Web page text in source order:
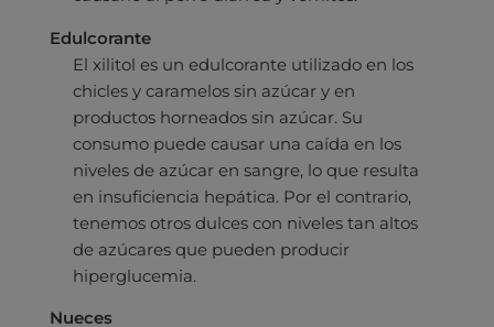
Edulcorante
El xilitol es un edulcorante utilizado en los
chicles y caramelos sin azúcar y en
productos horneados sin azúcar. Su
consumo puede causar una caída en los
niveles de azúcar en sangre, lo que resulta
en insuficiencia hepática. Por el contrario,
tenemos otros dulces con niveles tan altos
de azúcares que pueden producir
hiperglucemia.
Nueces